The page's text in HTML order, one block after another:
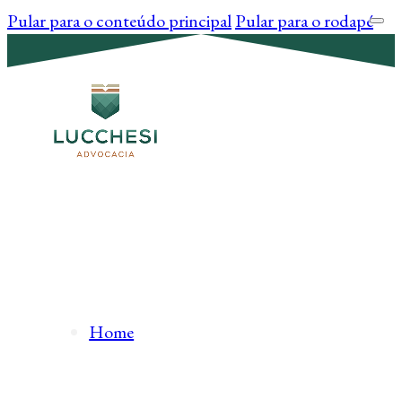
Pular para o conteúdo principalPular para o rodapé
Home